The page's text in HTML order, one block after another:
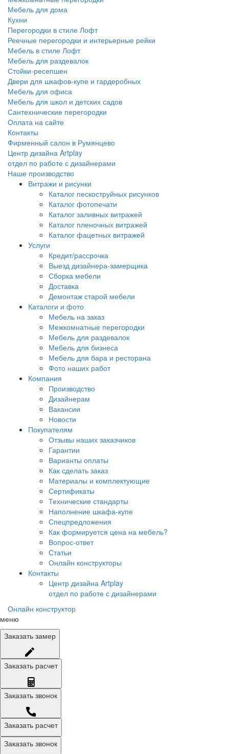
Мебель для дома
Кухни
Перегородки в стиле Лофт
Реечные перегородки и интерьерные рейки
Мебель в стиле Лофт
Мебель для раздевалок
Стойки-ресепшен
Двери для шкафов-купе и гардеробных
Мебель для офиса
Мебель для школ и детских садов
Сантехнические перегородки
Оплата на сайте
Контакты
Фирменный салон в Румянцево
Центр дизайна Artplay
отдел по работе с дизайнерами
Наше производство
Витражи и рисунки
Каталог пескоструйных рисунков
Каталог фотопечати
Каталог заливных витражей
Каталог пленочных витражей
Каталог фацетных витражей
Услуги
Кредит/рассрочка
Выезд дизайнера-замерщика
Сборка мебели
Доставка
Демонтаж старой мебели
Каталоги и фото
Мебель на заказ
Межкомнатные перегородки
Мебель для раздевалок
Мебель для бизнеса
Мебель для бара и ресторана
Фото наших работ
Компания
Производство
Дизайнерам
Вакансии
Новости
Покупателям
Отзывы наших заказчиков
Гарантии
Варианты оплаты
Как сделать заказ
Материалы и комплектующие
Сертификаты
Технические стандарты
Наполнение шкафа-купе
Спецпредложения
Как формируется цена на мебель?
Вопрос-ответ
Статьи
Онлайн конструкторы
Контакты
Центр дизайна Artplay
отдел по работе с дизайнерами
Онлайн конструктор
меню
Заказать замер
Заказать расчет
Заказать звонок
Заказать расчет
Заказать звонок